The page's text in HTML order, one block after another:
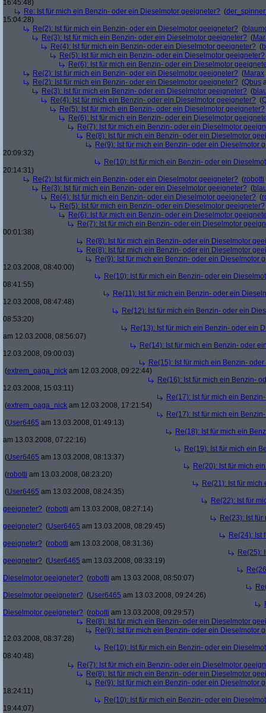
16:45:48)
Re: Ist für mich ein Benzin- oder ein Dieselmotor geeigneter? (
15:04:28)
Re(2): Ist für mich ein Benzin- oder ein Dieselmotor geeigneter? (
Re(3): Ist für mich ein Benzin- oder ein Dieselmotor geeigneter? (
Re(4): Ist für mich ein Benzin- oder ein Dieselmotor geeigneter? (
Re(5): Ist für mich ein Benzin- oder ein Dieselmotor geeigneter?
Re(6): Ist für mich ein Benzin- oder ein Dieselmotor
Re(2): Ist für mich ein Benzin- oder ein Dieselmotor geeigneter? (Marax
Re(2): Ist für mich ein Benzin- oder ein Dieselmotor geeigneter? (Qbus
Re(3): Ist für mich ein Benzin- oder ein Dieselmotor geeigneter? (
Re(4): Ist für mich ein Benzin- oder ein Dieselmotor geeigneter? (
Re(5): Ist für mich ein Benzin- oder ein Dieselmotor geeigneter?
Re(6): Ist für mich ein Benzin- oder ein Dieselmotor
Re(7): Ist für mich ein Benzin- oder ein Dieselmotor
Re(8): Ist für mich ein Benzin- oder ein Dieselmotor
Re(9): Ist für mich ein Benzin- oder ein Dieselmotor
20:09:32)
Re(10): Ist für mich ein Benzin- oder ein
20:14:31)
Re(2): Ist für mich ein Benzin- oder ein Dieselmotor geeigneter? (robotti
Re(3): Ist für mich ein Benzin- oder ein Dieselmotor geeigneter? (
Re(4): Ist für mich ein Benzin- oder ein Dieselmotor geeigneter? (
Re(5): Ist für mich ein Benzin- oder ein Dieselmotor geeigneter?
Re(6): Ist für mich ein Benzin- oder ein Dieselmotor
Re(7): Ist für mich ein Benzin- oder ein Dieselmotor
00:01:38)
Re(8): Ist für mich ein Benzin- oder ein Dieselmotor
Re(8): Ist für mich ein Benzin- oder ein Dieselmotor
Re(9): Ist für mich ein Benzin- oder ein Dieselmotor
12.03.2008, 08:40:00)
Re(10): Ist für mich ein Benzin- oder ein
08:41:55)
Re(11): Ist für mich ein Benzin- oder ein
12.03.2008, 08:47:48)
Re(12): Ist für mich ein Benzin- oder ein
08:53:20)
Re(13): Ist für mich ein Benzin- oder ein
am 12.03.2008, 08:56:07)
Re(14): Ist für mich ein Benzin- oder
12.03.2008, 09:00:03)
Re(15): Ist für mich ein Benzin-
(extrem_oaga_nick am 12.03.2008, 09:22:44)
Re(16): Ist für mich ein Benzin-
12.03.2008, 15:03:11)
Re(17): Ist für mich ein
(extrem_oaga_nick am 12.03.2008, 17:21:54)
Re(17): Ist für mich ein
(User6465 am 13.03.2008, 01:49:13)
Re(18): Ist für mich ein
am 13.03.2008, 07:22:16)
Re(19): Ist für mich ein
(User6465 am 13.03.2008, 08:13:37)
Re(20): Ist für mich
(robotti am 13.03.2008, 08:23:20)
Re(21): Ist für
(User6465 am 13.03.2008, 08:24:35)
Re(22): Ist für
geeigneter? (robotti am 13.03.2008, 08:27:14)
Re(23): Ist
geeigneter? (User6465 am 13.03.2008, 08:29:45)
Re(24): Ist
geeigneter? (robotti am 13.03.2008, 08:31:36)
Re(25):
geeigneter? (User6465 am 13.03.2008, 08:33:19)
Dieselmotor geeigneter? (robotti am 13.03.2008, 08:50:07)
Dieselmotor geeigneter? (User6465 am 13.03.2008, 09:24:26)
Dieselmotor geeigneter? (robotti am 13.03.2008, 09:29:57)
Re(8): Ist für mich ein Benzin- oder ein Dieselmotor
Re(9): Ist für mich ein Benzin- oder ein Dieselmotor
12.03.2008, 08:37:28)
Re(10): Ist für mich ein Benzin- oder ein
08:40:48)
Re(7): Ist für mich ein Benzin- oder ein Dieselmotor
Re(8): Ist für mich ein Benzin- oder ein Dieselmotor
Re(9): Ist für mich ein Benzin- oder ein Dieselmotor
18:24:11)
Re(10): Ist für mich ein Benzin- oder ein
19:44:07)